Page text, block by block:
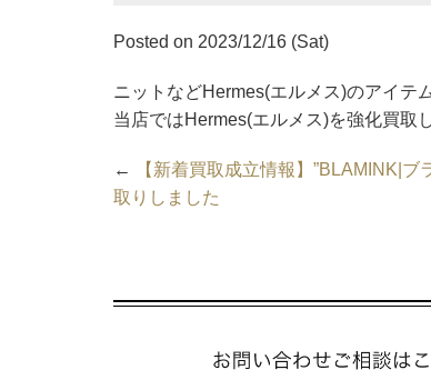
Posted on 2023/12/16 (Sat)
ニットなどHermes(エルメス)のアイテ
当店ではHermes(エルメス)を強化買取
←
【新着買取成立情報】”BLAMINK|ブ
取りしました